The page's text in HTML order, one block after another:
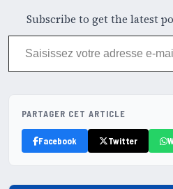
Subscribe to get the latest
Saisissez votre adresse e-mail…
PARTAGER CET ARTICLE
Facebook Twitter